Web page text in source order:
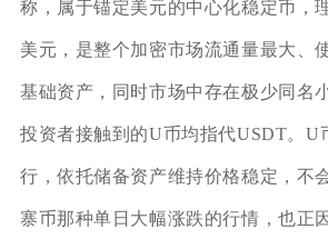
称，属于锚定美元的中心化稳定币，
美元，是整个加密市场流通量最大、
基础资产，同时市场中存在极少同名
投资者接触到的U币均指代USDT。U
行，依托储备资产维持价格稳定，不
寨币那种单日大幅涨跌的行情，也正